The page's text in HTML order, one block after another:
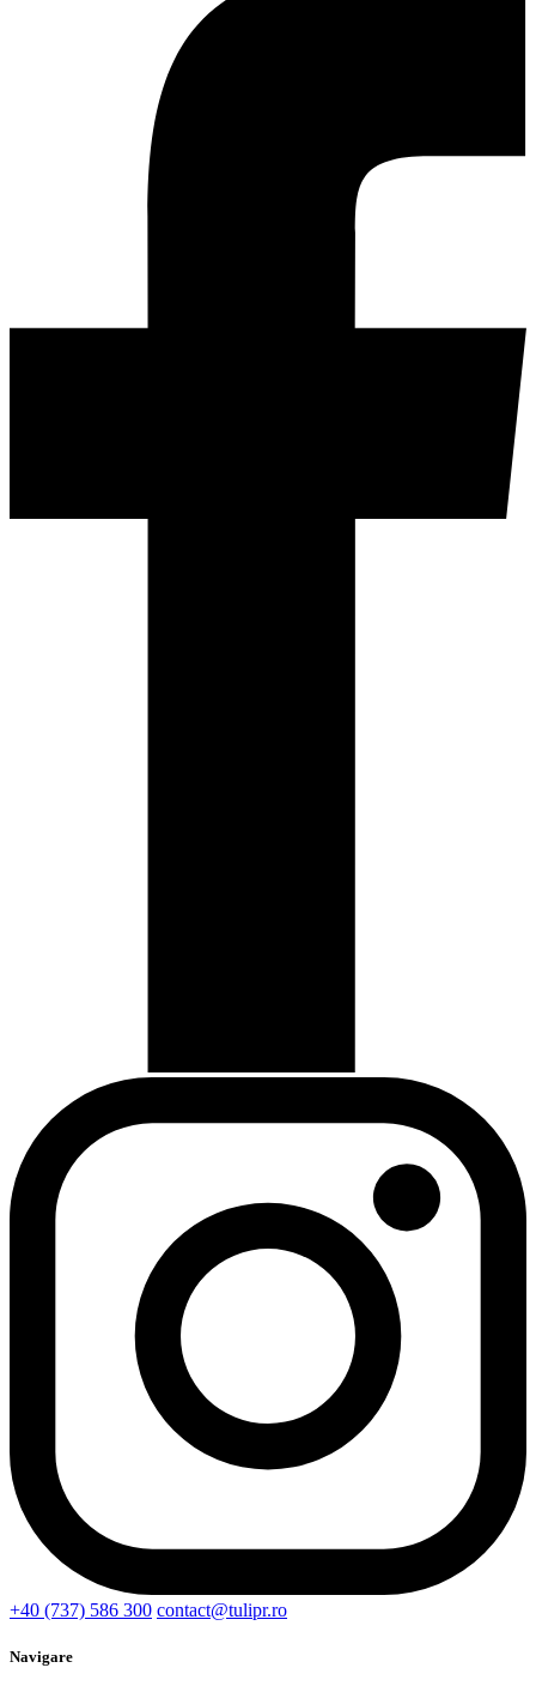
furnizori care se regasesc la 90% dintre evenimente: locatie
(indiferent de tipul ei - restaurant, ballroom, hambar, sala de
conferinta, club, plaja, padure etc.), mancare (catering, candy bar si
tort), fotograf si videograf, muzica (band-uri, DJ sau solisti),
decoratiuni (flori, baloane sau alte elemente tematice), rochii si
+40 (737) 586 300 contact@tulipr.ro
Navigare